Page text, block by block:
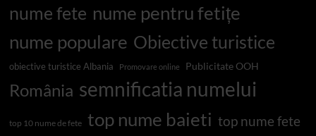
nume fete nume pentru fetițe
nume populare Obiective turistice
obiective turistice Albania Promovare online Publicitate OOH
România semnificatia numelui
top 10 nume de fete top nume baieti top nume fete